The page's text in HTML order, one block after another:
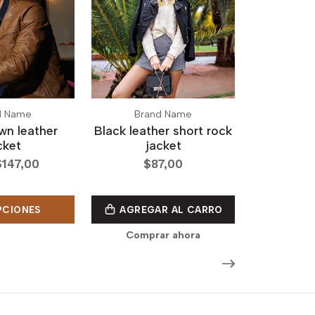
Name
leather
Brand Name
Black leather short rock
jacket
$87,00
AGREGAR AL CARRO
Comprar ahora